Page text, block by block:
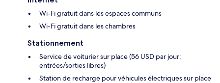
Wi-Fi gratuit dans les espaces communs
Wi-Fi gratuit dans les chambres
Stationnement
Service de voiturier sur place (56 USD par jour;
entrées/sorties libres)
Station de recharge pour véhicules électriques sur place